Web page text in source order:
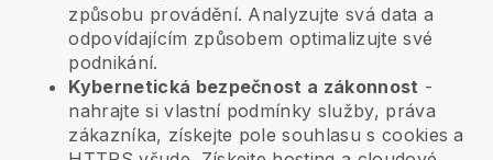
způsobu provádění. Analyzujte svá data a
odpovídajícím způsobem optimalizujte své
podnikání.
Kybernetická bezpečnost a zákonnost -
nahrajte si vlastní podmínky služby, práva
zákazníka, získejte pole souhlasu s cookies a